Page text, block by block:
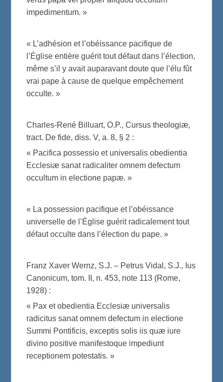
impedimentum. »
« L’adhésion et l’obéissance pacifique de
l’Église entière guérit tout défaut dans l’élection,
même s’il y avait auparavant doute que l’élu fût
vrai pape à cause de quelque empêchement
occulte. »
Charles-René Billuart, O.P., Cursus theologiæ,
tract. De fide, diss. V, a. 8, § 2 :
« Pacifica possessio et universalis obedientia
Ecclesiæ sanat radicaliter omnem defectum
occultum in electione papæ. »
« La possession pacifique et l’obéissance
universelle de l’Église guérit radicalement tout
défaut occulte dans l’élection du pape. »
Franz Xaver Wernz, S.J. – Petrus Vidal, S.J., Ius
Canonicum, tom. II, n. 453, note 113 (Rome,
1928) :
« Pax et obedientia Ecclesiæ universalis
radicitus sanat omnem defectum in electione
Summi Pontificis, exceptis solis iis quæ iure
divino positive manifestoque impediunt
receptionem potestatis. »